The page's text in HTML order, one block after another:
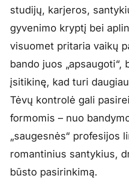
studijų, karjeros,
gyvenimo kryptį bei
visuomet pritaria vaikų
bando juos „apsaugoti“,
įsitikinę, kad turi
Tėvų kontrolė gali
formomis – nuo
„saugesnės“ profesijos
romantinius santykius,
būsto pasirinkimą.